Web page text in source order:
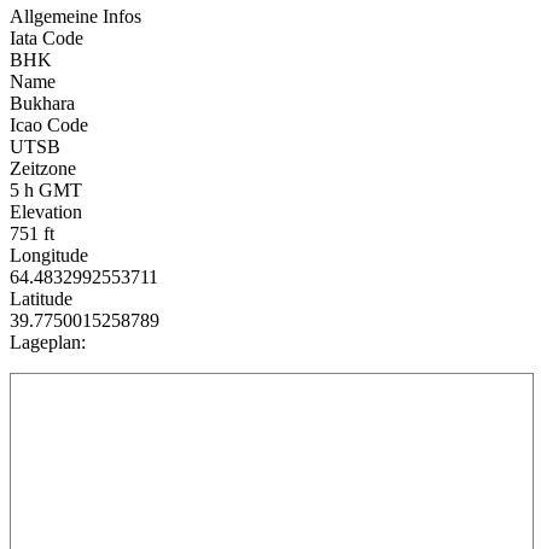
Allgemeine Infos
Iata Code
BHK
Name
Bukhara
Icao Code
UTSB
Zeitzone
5 h GMT
Elevation
751 ft
Longitude
64.4832992553711
Latitude
39.7750015258789
Lageplan: